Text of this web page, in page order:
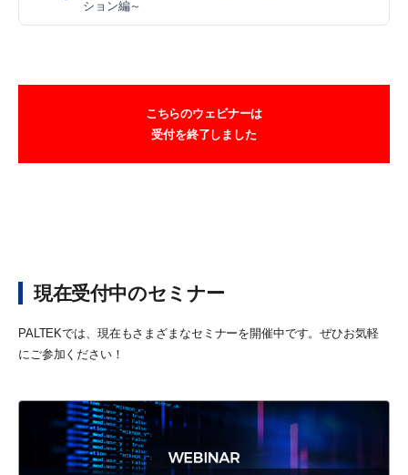
ション編～
こちらのウェビナーは
受付を終了しました
現在受付中のセミナー
PALTEKでは、現在もさまざまなセミナーを開催中です。ぜひお気軽
にご参加ください！